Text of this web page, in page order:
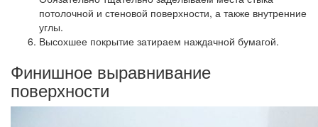
потолочной и стеновой поверхности, а также внутренние
углы.
Высохшее покрытие затираем наждачной бумагой.
Финишное выравнивание
поверхности